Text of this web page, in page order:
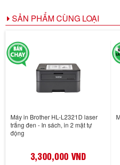
SẢN PHẨM CÙNG LOẠI
Máy in Brother HL-L2321D laser
trắng đen - In sách, in 2 mặt tự
động
3,300,000 VND